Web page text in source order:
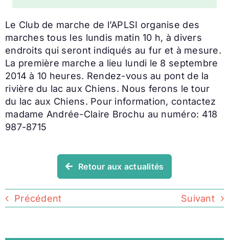
Le Club de marche de l’APLSI organise des
marches tous les lundis matin 10 h, à divers
endroits qui seront indiqués au fur et à mesure.
La première marche a lieu lundi le 8 septembre
2014 à 10 heures. Rendez-vous au pont de la
rivière du lac aux Chiens. Nous ferons le tour
du lac aux Chiens. Pour information, contactez
madame Andrée-Claire Brochu au numéro: 418
987-8715
Retour aux actualités
Précédent Suivant